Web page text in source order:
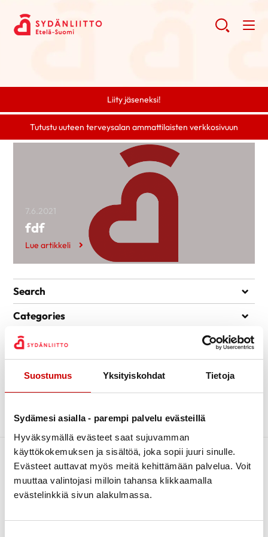
Suostumus Yksityiskohdat Tietoja
Sydämesi asialla - parempi palvelu evästeillä
Hyväksymällä evästeet saat sujuvamman
käyttökokemuksen ja sisältöä, joka sopii juuri sinulle.
Evästeet auttavat myös meitä kehittämään palvelua. Voit
muuttaa valintojasi milloin tahansa klikkaamalla
evästelinkkiä sivun alakulmassa.
Liity jäseneksi!
Tutustu uuteen terveysalan ammattilaisten verkkosivuun
7.6.2021
fdf
Lue artikkeli
Search
Categories
Kiertävä sydänpiste
Luontoliikunta
Piirin uutiset
Sydäntietoa
Tapahtumat
Terveys
Verenpainekoulu
Archive
kesäkuu 2021 1
fdf